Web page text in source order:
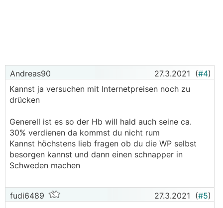
Andreas90 27.3.2021 (#4)
Kannst ja versuchen mit Internetpreisen noch zu
drücken
Generell ist es so der Hb will hald auch seine ca.
30% verdienen da kommst du nicht rum
Kannst höchstens lieb fragen ob du die WP selbst
besorgen kannst und dann einen schnapper in
Schweden machen
fudi6489 27.3.2021 (#5)